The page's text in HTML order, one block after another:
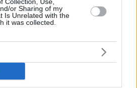
or Sharing of my
Is Unrelated with the
it was collected.
περισσότερα όσο μπορούσες
έγραψε η κόρη του Μπρους
Πατέρα
αρχικά με αφασία, ενώ